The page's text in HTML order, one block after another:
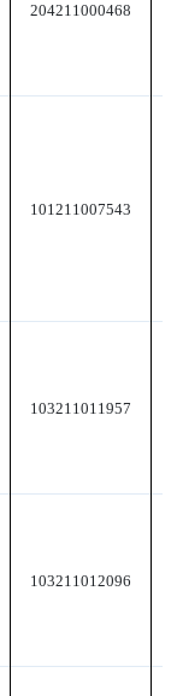
204211000468
101211007543
103211011957
103211012096